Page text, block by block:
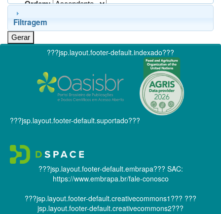
Ordem:
Filtragem
???jsp.layout.footer-default.indexado???
???jsp.layout.footer-default.suportado???
???jsp.layout.footer-default.embrapa??? SAC:
https://www.embrapa.br/fale-conosco
???jsp.layout.footer-default.creativecommons1??? ???
jsp.layout.footer-default.creativecommons2???